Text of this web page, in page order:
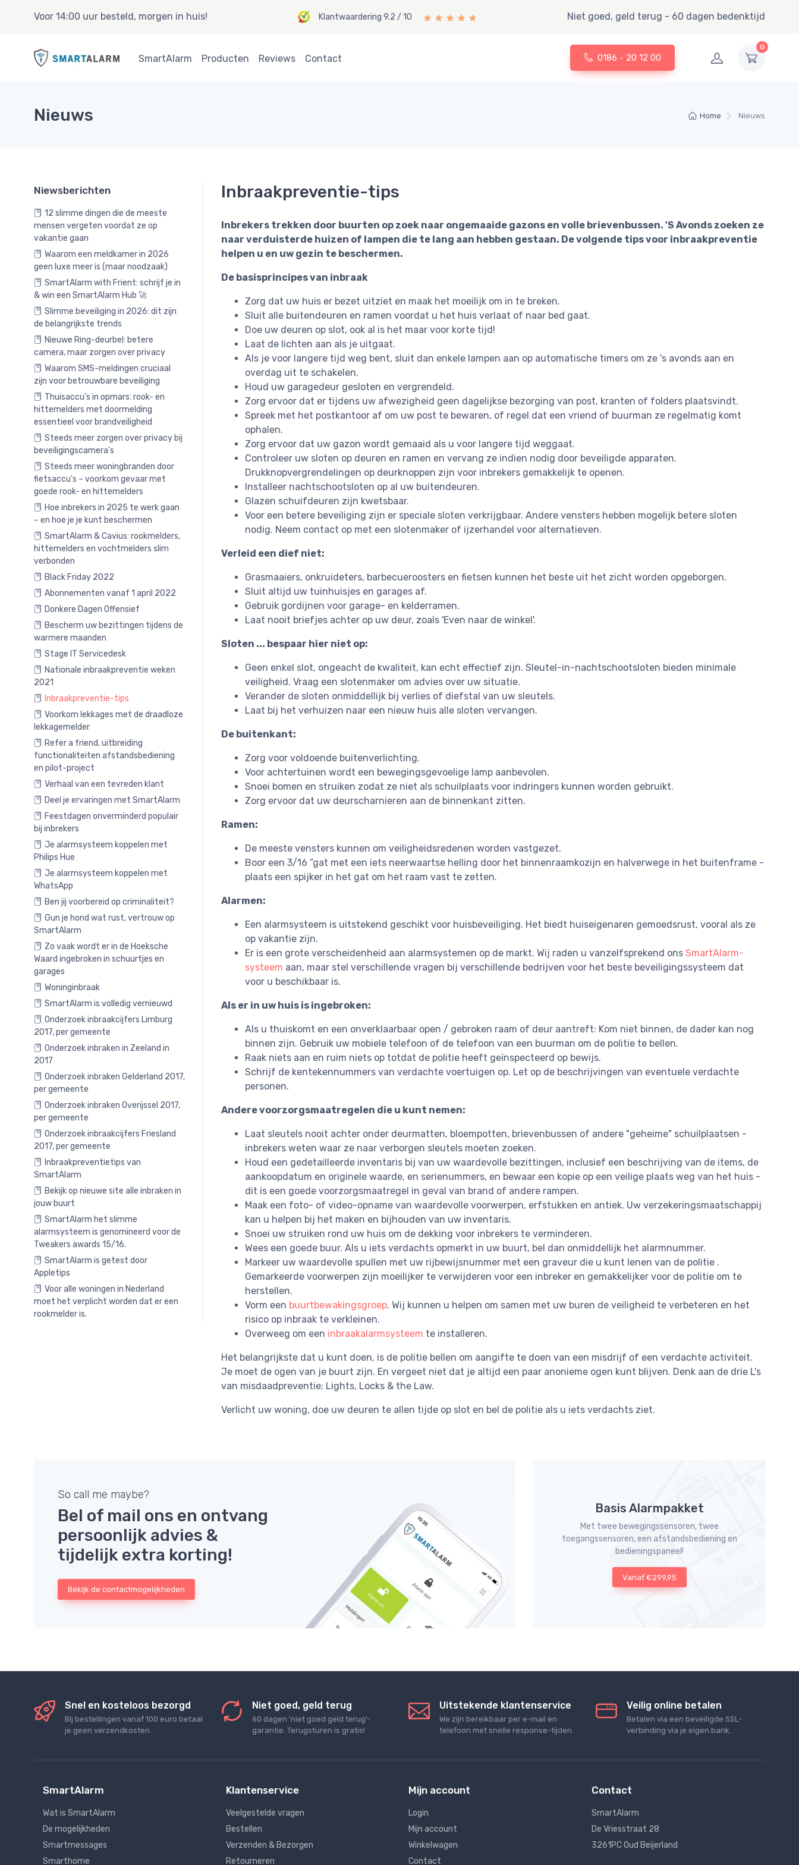
Voor 14:00 uur besteld, morgen in huis! Klantwaardering 9.2 / 10 Niet goed, geld terug - 60 dagen bedenktijd
0
SmartAlarm Producten Reviews Contact 0186 - 20 12 00
Home Nieuws
Nieuws
Niewsberichten
12 slimme dingen die de meeste
mensen vergeten voordat ze op
vakantie gaan
Waarom een meldkamer in 2026
geen luxe meer is (maar noodzaak)
SmartAlarm with Frient: schrijf je in
& win een SmartAlarm Hub 🚀
Slimme beveiliging in 2026: dit zijn
de belangrijkste trends
Nieuwe Ring-deurbel: betere
camera, maar zorgen over privacy
Waarom SMS-meldingen cruciaal
zijn voor betrouwbare beveiliging
Thuisaccu’s in opmars: rook- en
hittemelders met doormelding
essentieel voor brandveiligheid
Steeds meer zorgen over privacy bij
beveiligingscamera’s
Steeds meer woningbranden door
fietsaccu’s – voorkom gevaar met
goede rook- en hittemelders
Hoe inbrekers in 2025 te werk gaan
– en hoe je je kunt beschermen
SmartAlarm & Cavius: rookmelders,
hittemelders en vochtmelders slim
verbonden
Black Friday 2022
Abonnementen vanaf 1 april 2022
Donkere Dagen Offensief
Bescherm uw bezittingen tijdens de
warmere maanden
Stage IT Servicedesk
Nationale inbraakpreventie weken
2021
Inbraakpreventie-tips
Voorkom lekkages met de draadloze
lekkagemelder
Refer a friend, uitbreiding
functionaliteiten afstandsbediening
en pilot-project
Verhaal van een tevreden klant
Deel je ervaringen met SmartAlarm
Feestdagen onverminderd populair
bij inbrekers
Je alarmsysteem koppelen met
Philips Hue
Je alarmsysteem koppelen met
WhatsApp
Ben jij voorbereid op criminaliteit?
Gun je hond wat rust, vertrouw op
SmartAlarm
Zo vaak wordt er in de Hoeksche
Waard ingebroken in schuurtjes en
garages
Woninginbraak
SmartAlarm is volledig vernieuwd
Onderzoek inbraakcijfers Limburg
2017, per gemeente
Onderzoek inbraken in Zeeland in
2017
Onderzoek inbraken Gelderland 2017,
per gemeente
Onderzoek inbraken Overijssel 2017,
per gemeente
Onderzoek inbraakcijfers Friesland
2017, per gemeente
Inbraakpreventietips van
SmartAlarm
Bekijk op nieuwe site alle inbraken in
jouw buurt
SmartAlarm het slimme
alarmsysteem is genomineerd voor de
Tweakers awards 15/16.
SmartAlarm is getest door
Appletips
Voor alle woningen in Nederland
moet het verplicht worden dat er een
rookmelder is.
Inbraakpreventie-tips
Inbrekers trekken door buurten op zoek naar ongemaaide gazons en volle brievenbussen. 'S Avonds zoeken ze
naar verduisterde huizen of lampen die te lang aan hebben gestaan. De volgende tips voor inbraakpreventie
helpen u en uw gezin te beschermen.
De basisprincipes van inbraak
Zorg dat uw huis er bezet uitziet en maak het moeilijk om in te breken.
Sluit alle buitendeuren en ramen voordat u het huis verlaat of naar bed gaat.
Doe uw deuren op slot, ook al is het maar voor korte tijd!
Laat de lichten aan als je uitgaat.
Als je voor langere tijd weg bent, sluit dan enkele lampen aan op automatische timers om ze 's avonds aan en
overdag uit te schakelen.
Houd uw garagedeur gesloten en vergrendeld.
Zorg ervoor dat er tijdens uw afwezigheid geen dagelijkse bezorging van post, kranten of folders plaatsvindt.
Spreek met het postkantoor af om uw post te bewaren, of regel dat een vriend of buurman ze regelmatig komt
ophalen.
Zorg ervoor dat uw gazon wordt gemaaid als u voor langere tijd weggaat.
Controleer uw sloten op deuren en ramen en vervang ze indien nodig door beveiligde apparaten.
Drukknopvergrendelingen op deurknoppen zijn voor inbrekers gemakkelijk te openen.
Installeer nachtschootsloten op al uw buitendeuren.
Glazen schuifdeuren zijn kwetsbaar.
Voor een betere beveiliging zijn er speciale sloten verkrijgbaar. Andere vensters hebben mogelijk betere sloten
nodig. Neem contact op met een slotenmaker of ijzerhandel voor alternatieven.
Verleid een dief niet:
Grasmaaiers, onkruideters, barbecueroosters en fietsen kunnen het beste uit het zicht worden opgeborgen.
Sluit altijd uw tuinhuisjes en garages af.
Gebruik gordijnen voor garage- en kelderramen.
Laat nooit briefjes achter op uw deur, zoals 'Even naar de winkel'.
Sloten ... bespaar hier niet op:
Geen enkel slot, ongeacht de kwaliteit, kan echt effectief zijn. Sleutel-in-nachtschootsloten bieden minimale
veiligheid. Vraag een slotenmaker om advies over uw situatie.
Verander de sloten onmiddellijk bij verlies of diefstal van uw sleutels.
Laat bij het verhuizen naar een nieuw huis alle sloten vervangen.
De buitenkant:
Zorg voor voldoende buitenverlichting.
Voor achtertuinen wordt een bewegingsgevoelige lamp aanbevolen.
Snoei bomen en struiken zodat ze niet als schuilplaats voor indringers kunnen worden gebruikt.
Zorg ervoor dat uw deurscharnieren aan de binnenkant zitten.
Ramen:
De meeste vensters kunnen om veiligheidsredenen worden vastgezet.
Boor een 3/16 ”gat met een iets neerwaartse helling door het binnenraamkozijn en halverwege in het buitenframe -
plaats een spijker in het gat om het raam vast te zetten.
Alarmen:
Een alarmsysteem is uitstekend geschikt voor huisbeveiliging. Het biedt huiseigenaren gemoedsrust, vooral als ze
op vakantie zijn.
Er is een grote verscheidenheid aan alarmsystemen op de markt. Wij raden u vanzelfsprekend ons SmartAlarm-
systeem aan, maar stel verschillende vragen bij verschillende bedrijven voor het beste beveiligingssysteem dat
voor u beschikbaar is.
Als er in uw huis is ingebroken:
Als u thuiskomt en een onverklaarbaar open / gebroken raam of deur aantreft: Kom niet binnen, de dader kan nog
binnen zijn. Gebruik uw mobiele telefoon of de telefoon van een buurman om de politie te bellen.
Raak niets aan en ruim niets op totdat de politie heeft geïnspecteerd op bewijs.
Schrijf de kentekennummers van verdachte voertuigen op. Let op de beschrijvingen van eventuele verdachte
personen.
Andere voorzorgsmaatregelen die u kunt nemen:
Laat sleutels nooit achter onder deurmatten, bloempotten, brievenbussen of andere "geheime" schuilplaatsen -
inbrekers weten waar ze naar verborgen sleutels moeten zoeken.
Houd een gedetailleerde inventaris bij van uw waardevolle bezittingen, inclusief een beschrijving van de items, de
aankoopdatum en originele waarde, en serienummers, en bewaar een kopie op een veilige plaats weg van het huis -
dit is een goede voorzorgsmaatregel in geval van brand of andere rampen.
Maak een foto- of video-opname van waardevolle voorwerpen, erfstukken en antiek. Uw verzekeringsmaatschappij
kan u helpen bij het maken en bijhouden van uw inventaris.
Snoei uw struiken rond uw huis om de dekking voor inbrekers te verminderen.
Wees een goede buur. Als u iets verdachts opmerkt in uw buurt, bel dan onmiddellijk het alarmnummer.
Markeer uw waardevolle spullen met uw rijbewijsnummer met een graveur die u kunt lenen van de politie .
Gemarkeerde voorwerpen zijn moeilijker te verwijderen voor een inbreker en gemakkelijker voor de politie om te
herstellen.
Vorm een ​​buurtbewakingsgroep. Wij kunnen u helpen om samen met uw buren de veiligheid te verbeteren en het
risico op inbraak te verkleinen.
Overweeg om een ​​inbraakalarmsysteem te installeren.
Het belangrijkste dat u kunt doen, is de politie bellen om aangifte te doen van een misdrijf of een verdachte activiteit.
Je moet de ogen van je buurt zijn. En vergeet niet dat je altijd een paar anonieme ogen kunt blijven. Denk aan de drie L's
van misdaadpreventie: Lights, Locks & the Law.
Verlicht uw woning, doe uw deuren te allen tijde op slot en bel de politie als u iets verdachts ziet.
So call me maybe?
Bel of mail ons en ontvang
persoonlijk advies &
tijdelijk extra korting!
Bekijk de contactmogelijkheden
Basis Alarmpakket
Met twee bewegingssensoren, twee
toegangssensoren, een afstandsbediening en
bedieningspaneel!
Vanaf €299,95
Snel en kosteloos bezorgd
Bij bestellingen vanaf 100 euro betaal
je geen verzendkosten.
Niet goed, geld terug
60 dagen 'niet goed geld terug'-
garantie. Terugsturen is gratis!
Uitstekende klantenservice
We zijn bereikbaar per e-mail en
telefoon met snelle response-tijden.
Veilig online betalen
Betalen via een beveiligde SSL-
verbinding via je eigen bank.
SmartAlarm
Wat is SmartAlarm
De mogelijkheden
Smartmessages
Smarthome
Klantenservice
Veelgestelde vragen
Bestellen
Verzenden & Bezorgen
Retourneren
Mijn account
Login
Mijn account
Winkelwagen
Contact
Contact
SmartAlarm
De Vriesstraat 28
3261PC Oud Beijerland